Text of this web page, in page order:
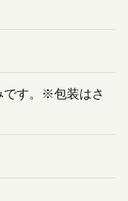
です。※包装はさ